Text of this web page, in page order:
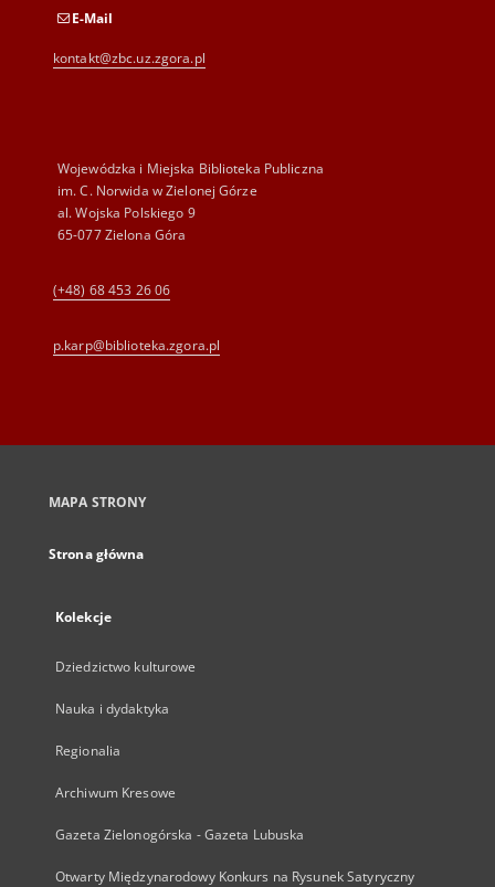
E-Mail
kontakt@zbc.uz.zgora.pl
Wojewódzka i Miejska Biblioteka Publiczna
im. C. Norwida w Zielonej Górze
al. Wojska Polskiego 9
65-077 Zielona Góra
(+48) 68 453 26 06
p.karp@biblioteka.zgora.pl
MAPA STRONY
Strona główna
Kolekcje
Dziedzictwo kulturowe
Nauka i dydaktyka
Regionalia
Archiwum Kresowe
Gazeta Zielonogórska - Gazeta Lubuska
Otwarty Międzynarodowy Konkurs na Rysunek Satyryczny